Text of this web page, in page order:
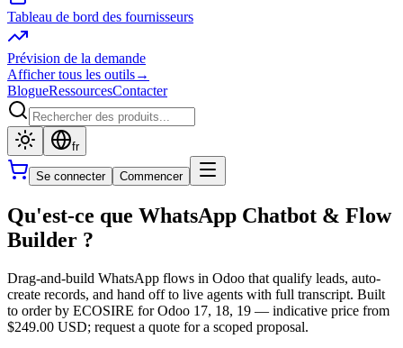
Tableau de bord des fournisseurs
Prévision de la demande
Afficher tous les outils→
BlogueRessourcesContacter
fr
Se connecter Commencer
Qu'est-ce que WhatsApp Chatbot & Flow
Builder ?
Drag-and-build WhatsApp flows in Odoo that qualify leads, auto-
create records, and hand off to live agents with full transcript. Built
to order by ECOSIRE for Odoo 17, 18, 19 — indicative price from
$249.00 USD; request a quote for a scoped proposal.